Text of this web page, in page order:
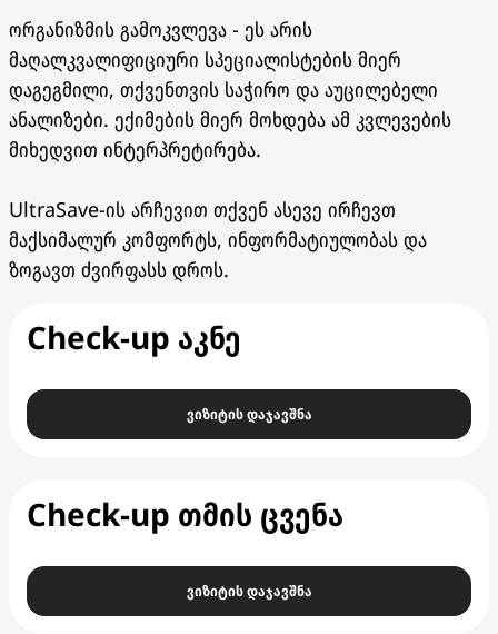
ორგანიზმის გამოკვლევა - ეს არის
მაღალკვალიფიციური სპეციალისტების მიერ
დაგეგმილი, თქვენთვის საჭირო და აუცილებელი
ანალიზები. ექიმების მიერ მოხდება ამ კვლევების
მიხედვით ინტერპრეტირება.
UltraSave-ის არჩევით თქვენ ასევე ირჩევთ
მაქსიმალურ კომფორტს, ინფორმატიულობას და
ზოგავთ ძვირფასს დროს.
Check-up აკნე
ვიზიტის დაჯავშნა
Check-up თმის ცვენა
ვიზიტის დაჯავშნა